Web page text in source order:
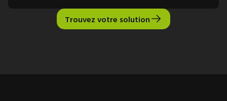
Trouvez votre solution